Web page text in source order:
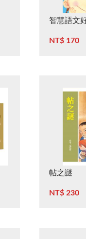
智慧語文
NT$ 170
帖之謎
NT$ 230